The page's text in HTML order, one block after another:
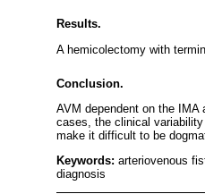
Results.
A hemicolectomy with
Conclusion.
AVM dependent on the
cases, the clinical
make it difficult to be
Keywords: arteriovenous
diagnosis